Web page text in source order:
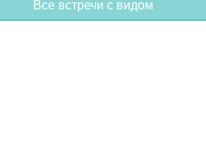
Все встречи с видом